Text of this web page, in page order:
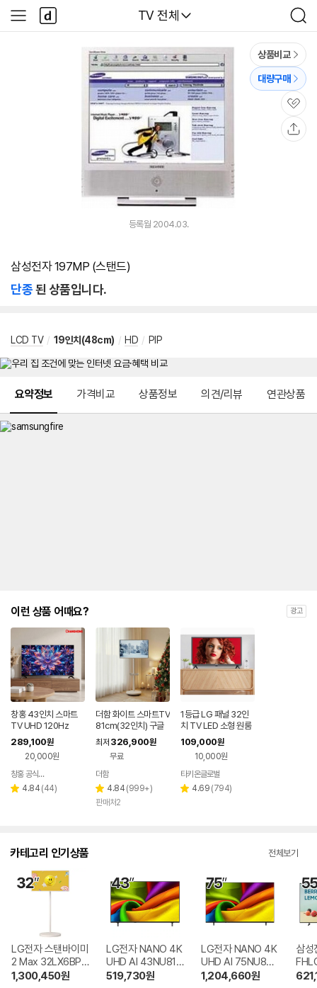
다나와
TV 전체
검
색
사
이
다
나
와
상품비교
대량구매
관
심
등록월 2004.03.
삼성전자 197MP (스탠드)
단종된 상품입니다.
LCD TV / 19인치(48cm) / HD / PIP
요약정보 가격비교 상품정보 의견/리뷰 연관상품
이런 상품 어때요? 광고
창홍 43인치 스마트
TV UHD 120Hz
289,100원
20,000원
페이
창홍 공식스토어
별 4.84 리
(44)
더함 화이트 스마트TV
81cm(32인치) 구글
5.0 QLED 이동식TV
최저 326,900원
무료
더함
별
점
4.84 리
(999+)
판매처2
1등급 LG 패널 32인
치 TV LED 소형 원룸
티비 이동식TV 안방
캠핑 글램핑 병원
109,000원
10,000원
타키온글로벌
별 4.69 리
(794)
카테고리 인기상품 전체보기
LG전자 스탠바이미
2 Max 32LX6BPG
A
1,300,450원
LG전자 NANO 4K
UHD AI 43NU810
BENA
519,730원
LG전자 NANO 4K
UHD AI 75NU850
BENA
1,204,660원
삼성